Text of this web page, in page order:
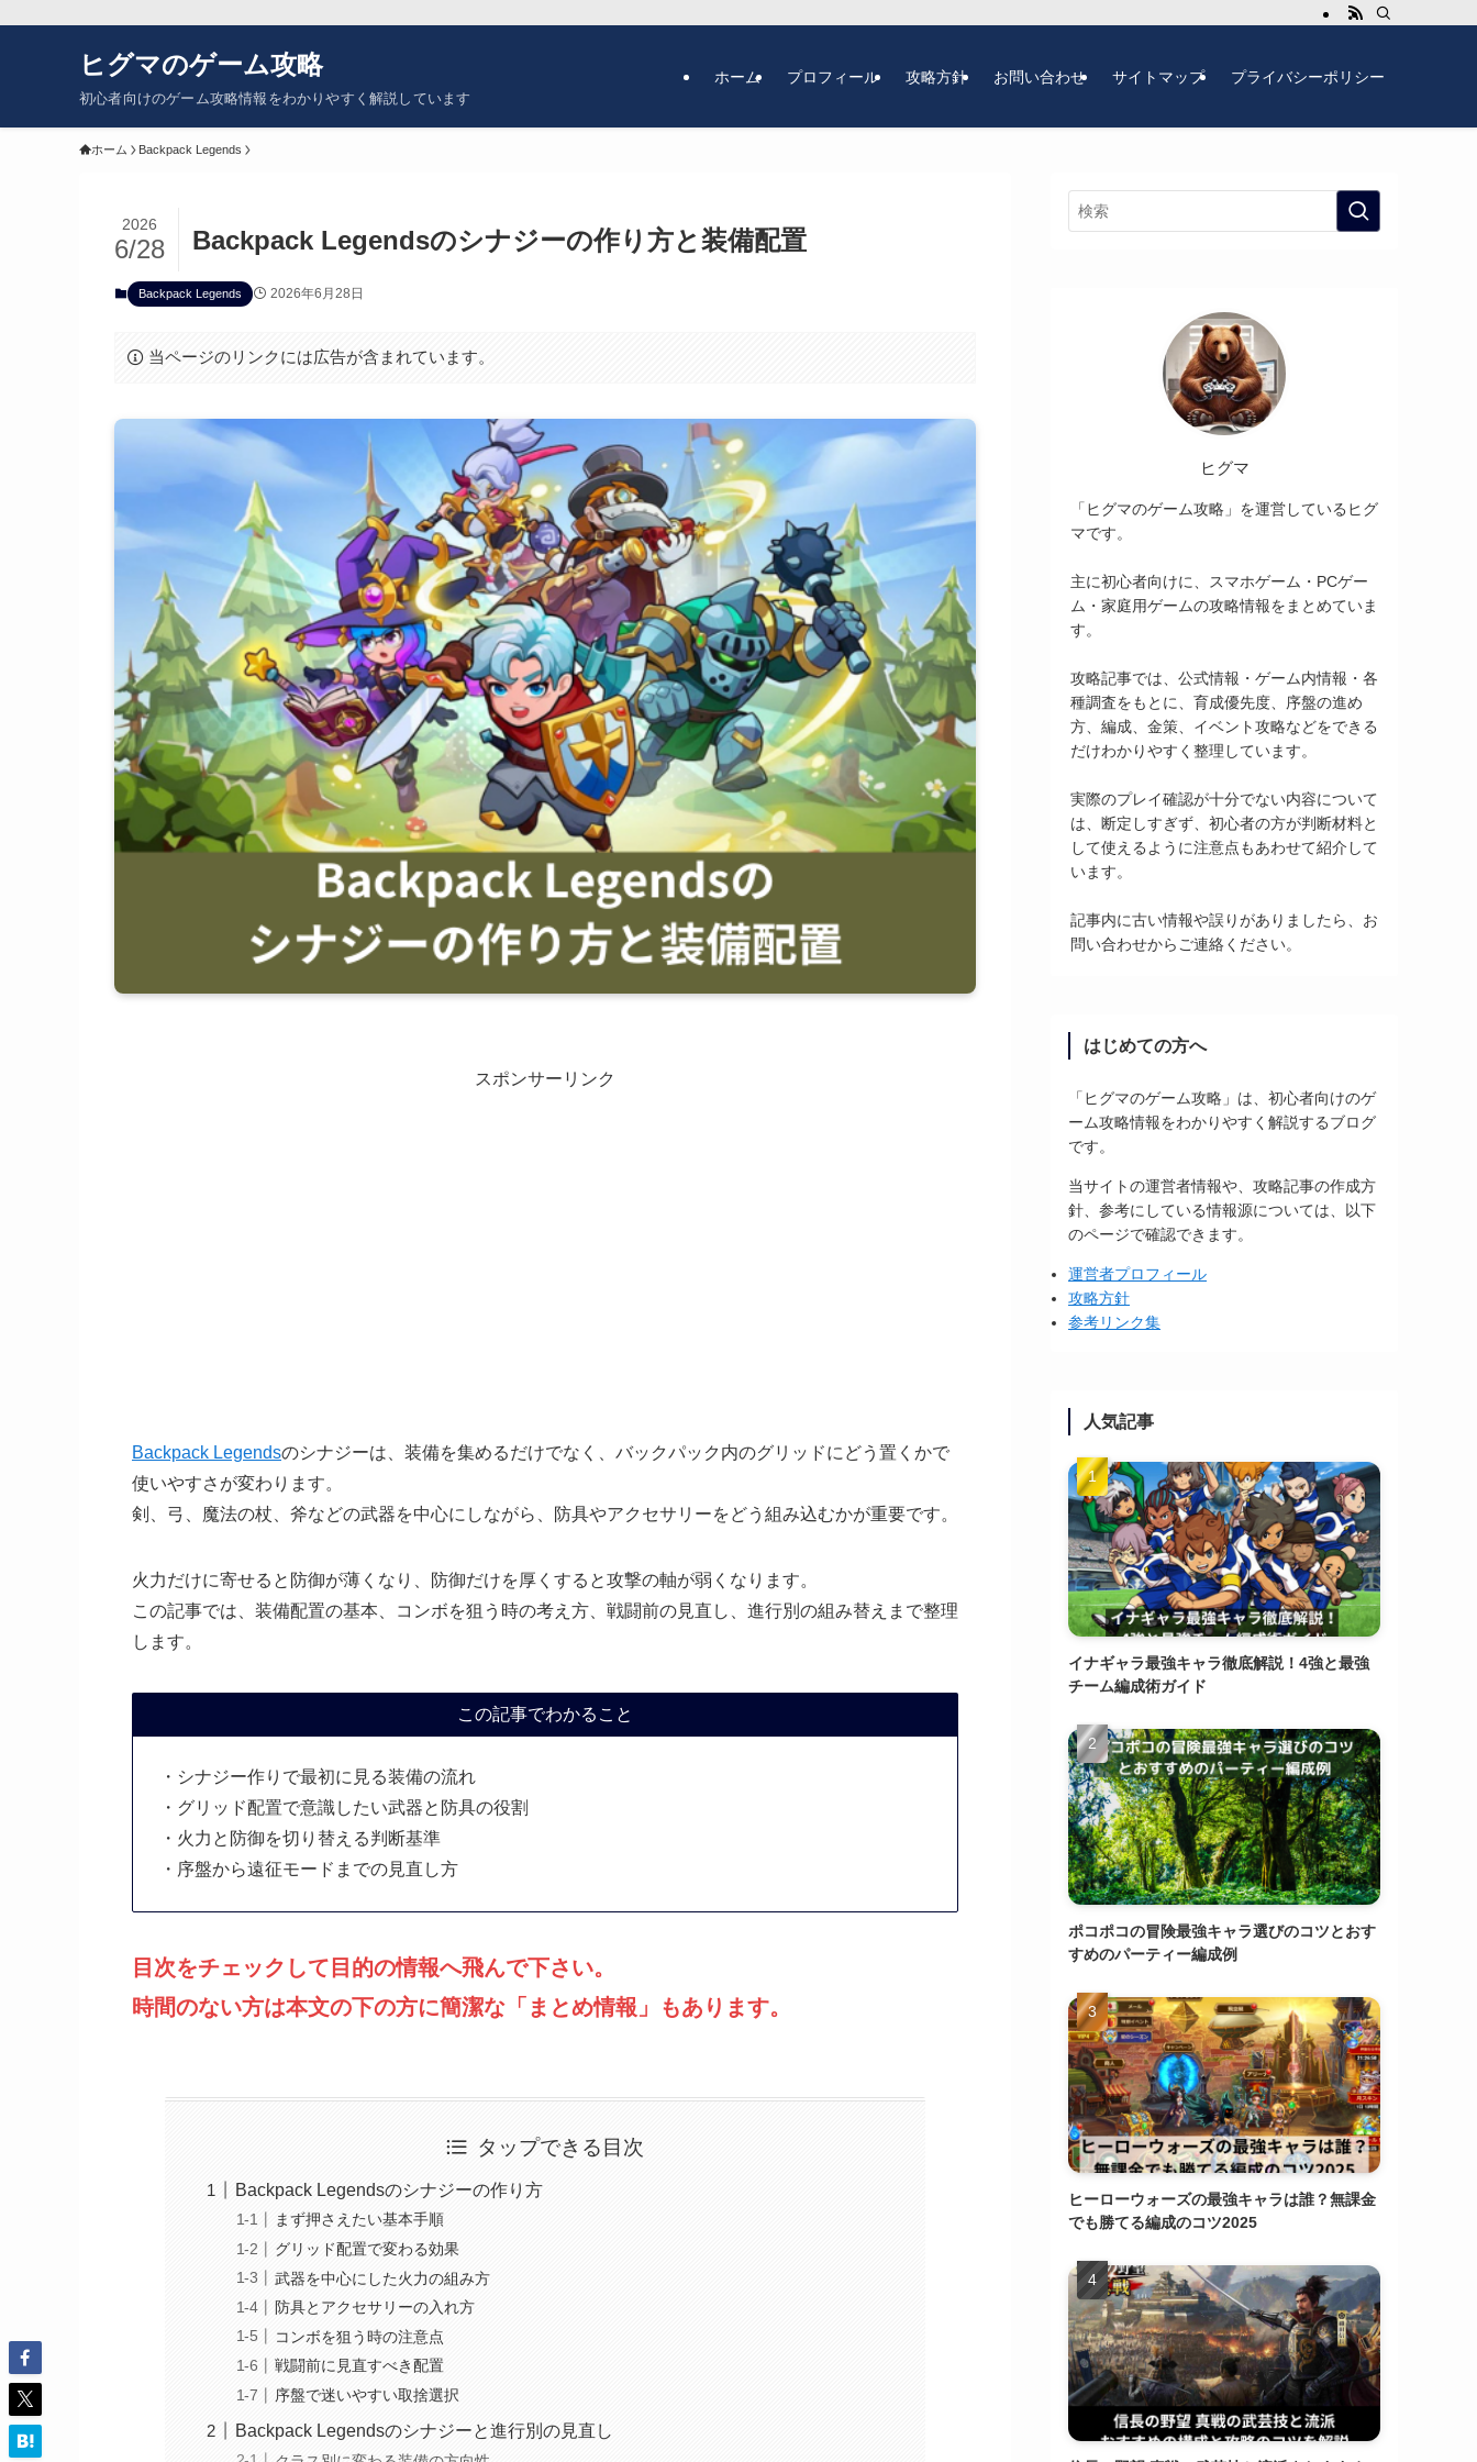
ヒグマのゲーム攻略
初心者向けのゲーム攻略情報をわかりやすく解説しています
ホーム プロフィール 攻略方針 お問い合わせ サイトマップ プライバシーポリシー
ホーム Backpack Legends
Backpack Legendsのシナジーの作り方と装備配置
2026
6/28
Backpack Legends 2026年6月28日
当ページのリンクには広告が含まれています。
スポンサーリンク
Backpack Legendsのシナジーは、装備を集めるだけでなく、バックパック内のグリッドにどう置くかで
使いやすさが変わります。
剣、弓、魔法の杖、斧などの武器を中心にしながら、防具やアクセサリーをどう組み込むかが重要です。
火力だけに寄せると防御が薄くなり、防御だけを厚くすると攻撃の軸が弱くなります。
この記事では、装備配置の基本、コンボを狙う時の考え方、戦闘前の見直し、進行別の組み替えまで整理
します。
この記事でわかること
・シナジー作りで最初に見る装備の流れ
・グリッド配置で意識したい武器と防具の役割
・火力と防御を切り替える判断基準
・序盤から遠征モードまでの見直し方
目次をチェックして目的の情報へ飛んで下さい。
時間のない方は本文の下の方に簡潔な「まとめ情報」もあります。
タップできる目次
Backpack Legendsのシナジーの作り方
まず押さえたい基本手順
グリッド配置で変わる効果
武器を中心にした火力の組み方
防具とアクセサリーの入れ方
コンボを狙う時の注意点
戦闘前に見直すべき配置
序盤で迷いやすい取捨選択
Backpack Legendsのシナジーと進行別の見直し
ヒグマ
「ヒグマのゲーム攻略」を運営しているヒグ
マです。
主に初心者向けに、スマホゲーム・PCゲー
ム・家庭用ゲームの攻略情報をまとめていま
す。
攻略記事では、公式情報・ゲーム内情報・各
種調査をもとに、育成優先度、序盤の進め
方、編成、金策、イベント攻略などをできる
だけわかりやすく整理しています。
実際のプレイ確認が十分でない内容について
は、断定しすぎず、初心者の方が判断材料と
して使えるように注意点もあわせて紹介して
います。
記事内に古い情報や誤りがありましたら、お
問い合わせからご連絡ください。
はじめての方へ
「ヒグマのゲーム攻略」は、初心者向けのゲ
ーム攻略情報をわかりやすく解説するブログ
です。
当サイトの運営者情報や、攻略記事の作成方
針、参考にしている情報源については、以下
のページで確認できます。
運営者プロフィール
攻略方針
参考リンク集
人気記事
イナギャラ最強キャラ徹底解説！4強と最強
チーム編成術ガイド
ポコポコの冒険最強キャラ選びのコツとおす
すめのパーティー編成例
ヒーローウォーズの最強キャラは誰？無課金
でも勝てる編成のコツ2025